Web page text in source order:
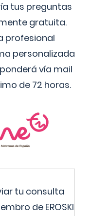
tus preguntas
gratuita.
profesional
personalizada
vía mail
de 72 horas.
tu consulta
de EROSKI